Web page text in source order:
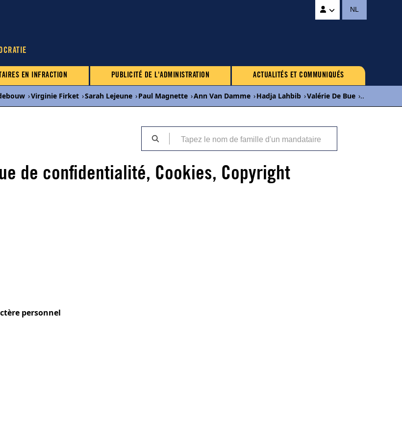
NL
EN INFRACTION PUBLICITÉ DE L'ADMINISTRATION ACTUALITÉS ET COMMUNIQUÉS
›Virginie Firket ›Sarah Lejeune ›Paul Magnette ›Ann Van Damme ›Hadja Lahbib ›Valérie De Bue ›...
de confidentialité, Cookies, Copyright
personnel